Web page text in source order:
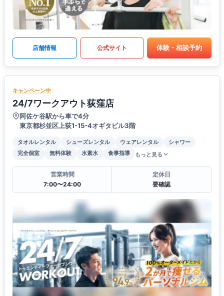
店舗情報 公式サイト 体験・相談予約
キャンペーン中
24/7ワークアウト荻窪店
阿佐ケ谷駅から車で4分
東京都杉並区上荻1-15-4オギタビル3階
タオルレンタル シューズレンタル ウェアレンタル
シャワー
完全個室
無料体験 水素水 食事指導 もっと見る
営業時間
7:00〜24:00
定休日
要確認